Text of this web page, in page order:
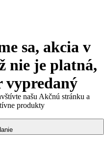
sa, akcia v
nie je platná,
vypredaný
našu Akčnú stránku a
produkty